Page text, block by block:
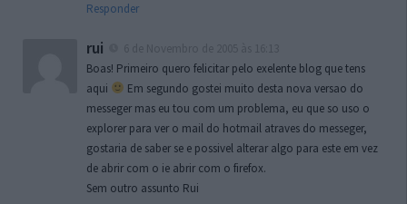
Responder
rui
Boas! Primeiro quero felicitar pelo exelente blog que tens
aqui
Em segundo gostei muito desta nova versao do
messeger mas eu tou com um problema, eu que so uso o
explorer para ver o mail do hotmail atraves do messeger,
gostaria de saber se e possivel alterar algo para este em vez
de abrir com o ie abrir com o firefox.
Sem outro assunto Rui